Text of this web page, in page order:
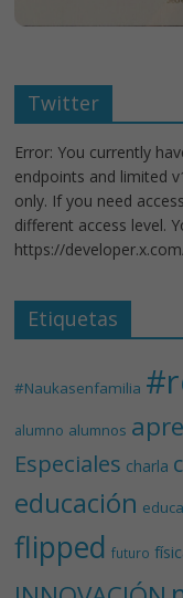
Twitter
Error: You currently
endpoints and limited
only. If you need
different access level.
https://
Etiquetas
#Naukasenfamilia
alumno alumnos
Especiales charla
educación
flipped futuro